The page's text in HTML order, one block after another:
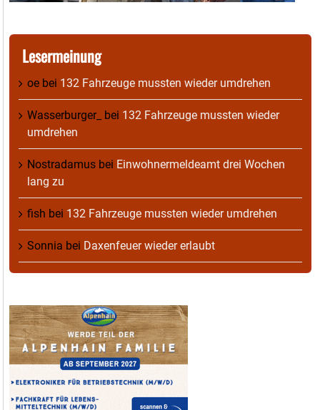
Lesermeinung
oe bei 132 Fahrzeuge mussten wieder umdrehen
Wasserburger_ bei 132 Fahrzeuge mussten wieder
umdrehen
Nostradamus bei Einwohnermeldeamt drei Wochen
lang zu
fish bei 132 Fahrzeuge mussten wieder umdrehen
Sonnia bei Daxenfeuer wieder erlaubt